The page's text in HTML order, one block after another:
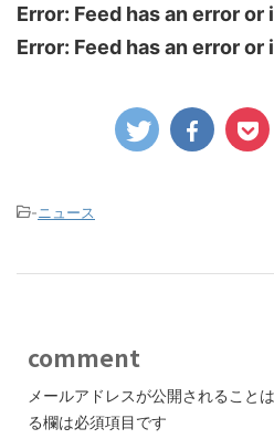
Error: Feed has an error or
Error: Feed has an error or
-ニュース
comment
メールアドレスが公開されること
る欄は必須項目です